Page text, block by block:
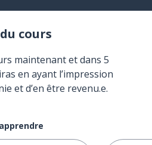
cours
maintenant et dans 5
en ayant l’impression
et d’en être revenu.e.